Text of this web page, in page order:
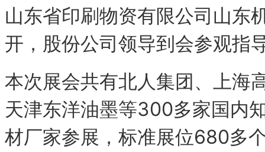
山东省印刷物资有限公司山东
开，股份公司领导到会参观指
本次展会共有北人集团、上海
天津东洋油墨等300多家国内
材厂家参展，标准展位680多